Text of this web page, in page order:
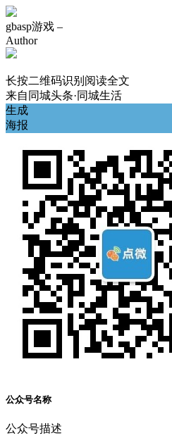
gbasp游戏 –
Author
长按二维码识别阅读全文
来自 同城头条·同城生活
生成
海报
公众号名称
公众号描述